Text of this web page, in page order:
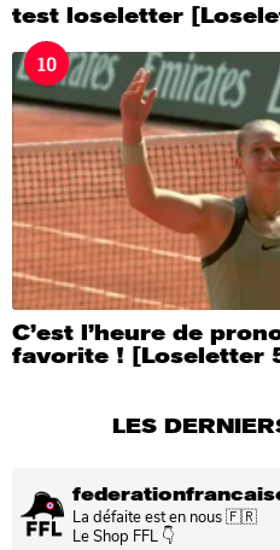
test loseletter
10
C’est l’heure de
favorite ! [Loseletter
LES
La défaite est en nous 🇫🇷
Le Shop FFL 👇